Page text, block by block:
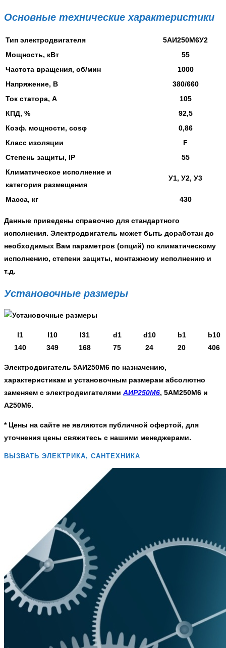
Основные технические характеристики
Тип электродвигателя
5АИ250М6У2
Мощность, кВт
55
Частота вращения, об/мин
1000
Напряжение, В
380/660
Ток статора, А
105
КПД, %
92,5
Коэф. мощности, cosφ
0,86
Класс изоляции
F
Степень защиты, IP
55
Климатическое исполнение и
категория размещения
У1, У2, У3
Масса, кг 430
Данные приведены справочно для стандартного
исполнения. Электродвигатель может быть доработан до
необходимых Вам параметров (опций) по климатическому
исполнению, степени защиты, монтажному исполнению и
т.д.
Установочные размеры
l1 l10 l31 d1 d10 b1
b10
140
349 168 75 24 20 406
Электродвигатель 5АИ250М6 по назначению,
характеристикам и установочным размерам абсолютно
заменяем с электродвигателями АИР250М6, 5АМ250М6 и
А250М6.
* Цены на сайте не являются публичной офертой, для
уточнения цены свяжитесь с нашими менеджерами.
ВЫЗВАТЬ ЭЛЕКТРИКА, САНТЕХНИКА